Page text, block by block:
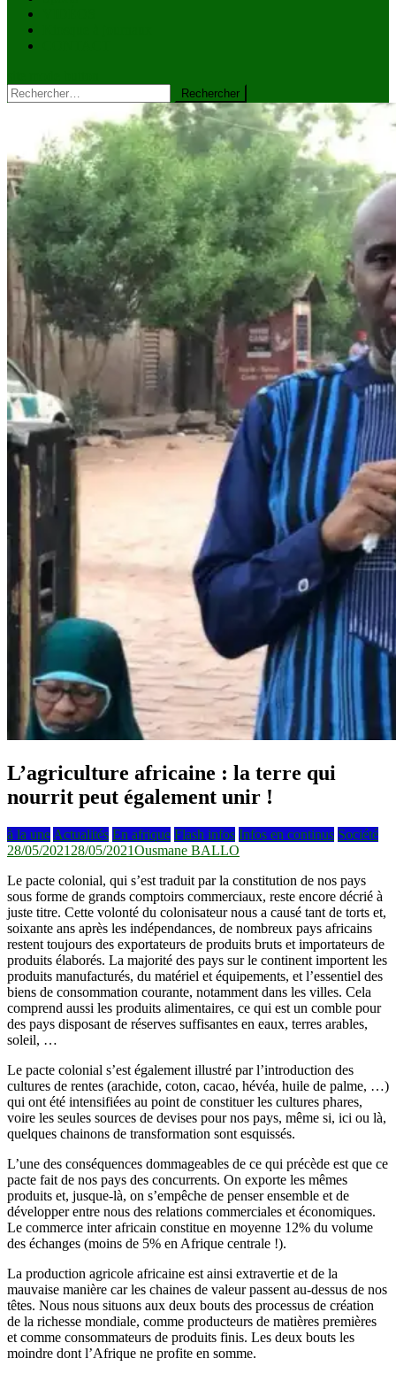
Rechercher :
L’agriculture africaine : la terre qui
nourrit peut également unir !
à la une Actualités En afrique Flash infos Infos en continus Société
28/05/2021 28/05/2021Ousmane BALLO
Le pacte colonial, qui s’est traduit par la constitution de nos pays
sous forme de grands comptoirs commerciaux, reste encore décrié à
juste titre. Cette volonté du colonisateur nous a causé tant de torts et,
soixante ans après les indépendances, de nombreux pays africains
restent toujours des exportateurs de produits bruts et importateurs de
produits élaborés. La majorité des pays sur le continent importent les
produits manufacturés, du matériel et équipements, et l’essentiel des
biens de consommation courante, notamment dans les villes. Cela
comprend aussi les produits alimentaires, ce qui est un comble pour
des pays disposant de réserves suffisantes en eaux, terres arables,
soleil, …
Le pacte colonial s’est également illustré par l’introduction des
cultures de rentes (arachide, coton, cacao, hévéa, huile de palme, …)
qui ont été intensifiées au point de constituer les cultures phares,
voire les seules sources de devises pour nos pays, même si, ici ou là,
quelques chainons de transformation sont esquissés.
L’une des conséquences dommageables de ce qui précède est que ce
pacte fait de nos pays des concurrents. On exporte les mêmes
produits et, jusque-là, on s’empêche de penser ensemble et de
développer entre nous des relations commerciales et économiques.
Le commerce inter africain constitue en moyenne 12% du volume
des échanges (moins de 5% en Afrique centrale !).
La production agricole africaine est ainsi extravertie et de la
mauvaise manière car les chaines de valeur passent au-dessus de nos
têtes. Nous nous situons aux deux bouts des processus de création
de la richesse mondiale, comme producteurs de matières premières
et comme consommateurs de produits finis. Les deux bouts les
moindre dont l’Afrique ne profite en somme.